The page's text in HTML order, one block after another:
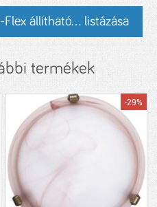
Flex állítható... listázása
termékek
-29%